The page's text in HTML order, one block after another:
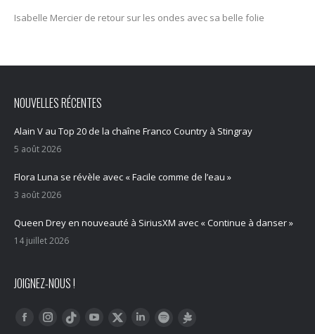
Isabelle Mercier de retour sur les ondes avec sa belle folie
NOUVELLES RÉCENTES
Alain V au Top 20 de la chaîne Franco Country à Stingray
5 août 2026
Flora Luna se révèle avec « Facile comme de l’eau »
3 août 2026
Queen Drey en nouveauté à SiriusXM avec « Continue à danser »
14 juillet 2026
JOIGNEZ-NOUS !
Trouvez nous sur :
FacebookInstagram
Tiktok YouTubeTwitter LinkedInSpotify